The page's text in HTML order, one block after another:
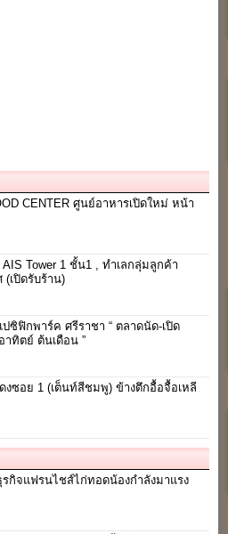
CENTER ศูนย์อาหารเปิดใหม่ หน้า
Tower 1 ชั้น1 , ทำเลกลุ่มลูกค้า
เปิดรับร้าน)
ปซิฟิกพาร์ค ศรีราชา “ ตลาดนัด-เปิด
าทิตย์ ต้นเดือน ”
งซอย 1 (เต็นท์สีชมพู) ข้างตึกอื้อจื้อเหลี
รกิจแฟรนไชส์ไก่ทอดน้องกำลังมาแรง